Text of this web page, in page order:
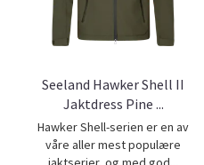
Seeland Hawker Shell II
Jaktdress Pine ...
Hawker Shell-serien er en av
våre aller mest populære